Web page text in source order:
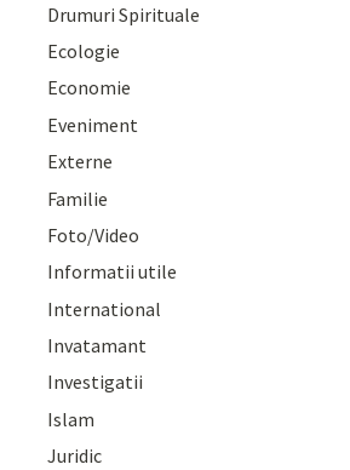
Drumuri Spirituale
Ecologie
Economie
Eveniment
Externe
Familie
Foto/Video
Informatii utile
International
Invatamant
Investigatii
Islam
Juridic